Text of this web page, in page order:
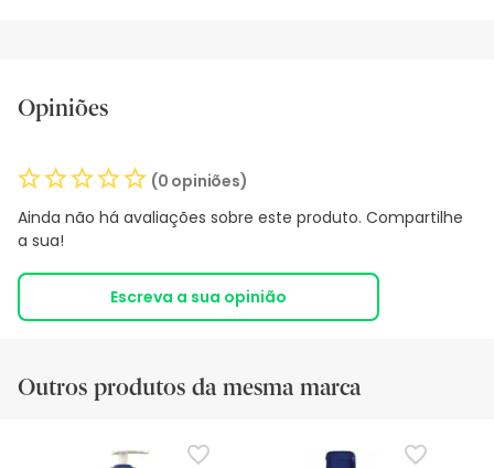
Opiniões
(0 opiniões)
Ainda não há avaliações sobre este produto. Compartilhe
a sua!
Escreva a sua opinião
Outros produtos da mesma marca